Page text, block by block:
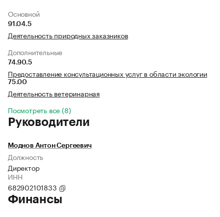
Основной
91.04.5
Деятельность природных заказников
Дополнительные
74.90.5
Предоставление консультационных услуг в области экологии
75.00
Деятельность ветеринарная
Посмотреть все (8)
Руководители
Моднов Антон Сергеевич
Должность
Директор
ИНН
682902101833
Финансы